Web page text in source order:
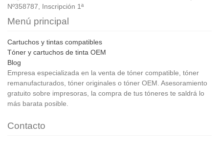
Nº358787, Inscripción 1ª
Menú principal
Cartuchos y tintas compatibles
Tóner y cartuchos de tinta OEM
Blog
Empresa especializada en la venta de tóner compatible, tóner
remanufacturados, tóner originales o tóner OEM. Asesoramiento
gratuito sobre impresoras, la compra de tus tóneres te saldrá lo
más barata posible.
Contacto